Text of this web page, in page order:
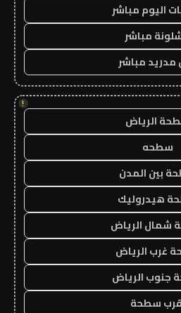
اليوم مباشر
مباشر
مدريد مباشر
!
الرياض
سطحه
بين المدن
هيدروليك
شمال الرياض
غرب الرياض
جنوب الرياض
سطحة